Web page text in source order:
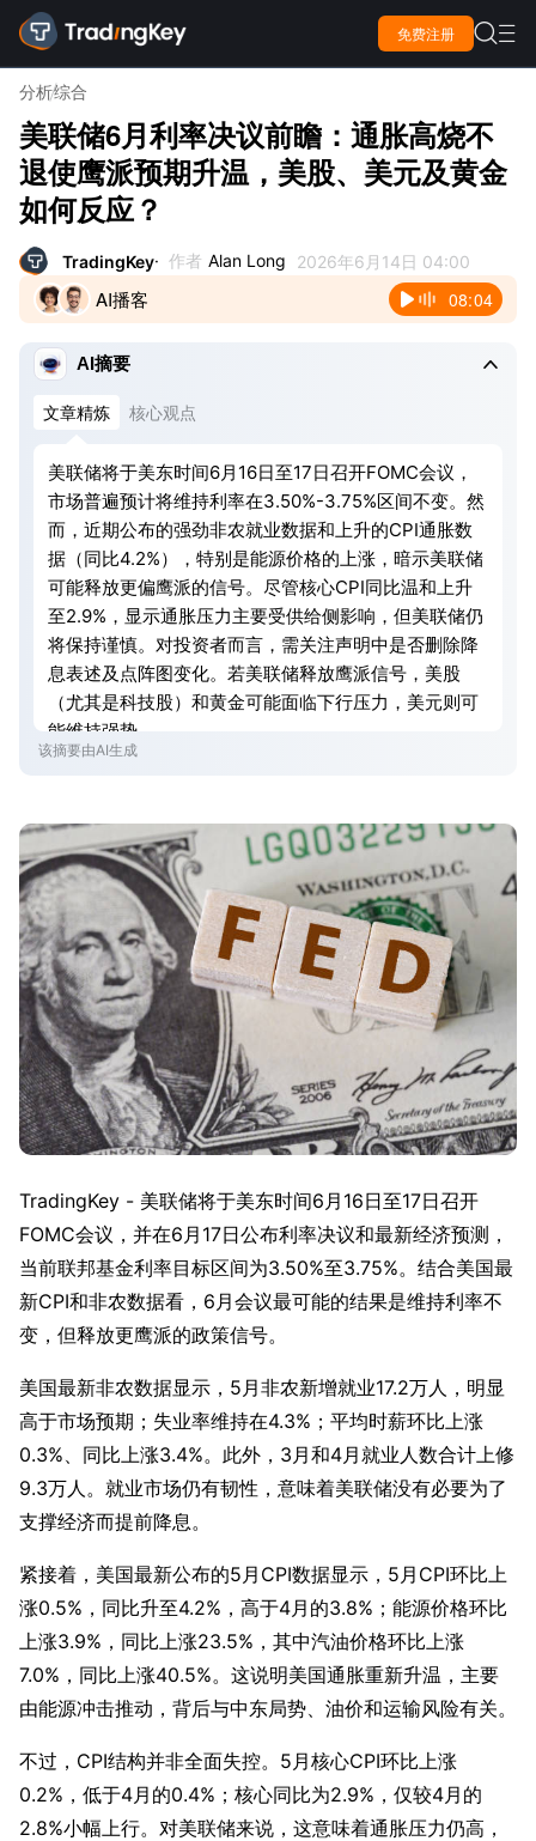
免费注册  
分析综合
美联储6月利率决议前瞻：通胀高烧不
退使鹰派预期升温，美股、美元及黄金
如何反应？
TradingKey 作者 Alan Long 2026年6月14日 04:00
AI播客 08:04
AI摘要 
文章精炼 核心观点
美联储将于美东时间6月16日至17日召开FOMC会议，
市场普遍预计将维持利率在3.50%-3.75%区间不变。然
而，近期公布的强劲非农就业数据和上升的CPI通胀数
据（同比4.2%），特别是能源价格的上涨，暗示美联储
可能释放更偏鹰派的信号。尽管核心CPI同比温和上升
至2.9%，显示通胀压力主要受供给侧影响，但美联储仍
将保持谨慎。对投资者而言，需关注声明中是否删除降
息表述及点阵图变化。若美联储释放鹰派信号，美股
（尤其是科技股）和黄金可能面临下行压力，美元则可
能维持强势。
该摘要由AI生成
TradingKey - 美联储将于美东时间6月16日至17日召开
FOMC会议，并在6月17日公布利率决议和最新经济预测，
当前联邦基金利率目标区间为3.50%至3.75%。结合美国最
新CPI和非农数据看，6月会议最可能的结果是维持利率不
变，但释放更鹰派的政策信号。
美国最新非农数据显示，5月非农新增就业17.2万人，明显
高于市场预期；失业率维持在4.3%；平均时薪环比上涨
0.3%、同比上涨3.4%。此外，3月和4月就业人数合计上修
9.3万人。就业市场仍有韧性，意味着美联储没有必要为了
支撑经济而提前降息。
紧接着，美国最新公布的5月CPI数据显示，5月CPI环比上
涨0.5%，同比升至4.2%，高于4月的3.8%；能源价格环比
上涨3.9%，同比上涨23.5%，其中汽油价格环比上涨
7.0%，同比上涨40.5%。这说明美国通胀重新升温，主要
由能源冲击推动，背后与中东局势、油价和运输风险有关。
不过，CPI结构并非全面失控。5月核心CPI环比上涨
0.2%，低于4月的0.4%；核心同比为2.9%，仅较4月的
2.8%小幅上行。对美联储来说，这意味着通胀压力仍高，